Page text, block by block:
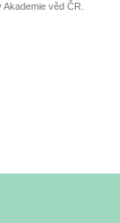
věd ČR.